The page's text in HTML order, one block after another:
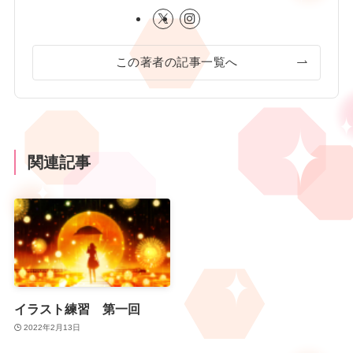
この著者の記事一覧へ
関連記事
イラスト練習 第一回
2022年2月13日